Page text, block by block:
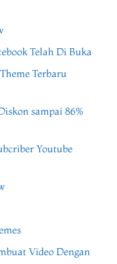
Telah Di Buka
Terbaru
sampai 86%
Youtube
Video Dengan